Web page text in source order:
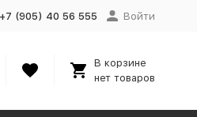
+7 (905) 40 56 555 Войти
В корзине
нет товаров